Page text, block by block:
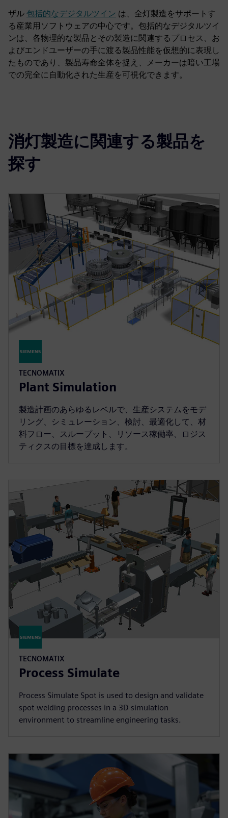
ザル 包括的なデジタルツイン は、全灯製造をサポートす
る産業用ソフトウェアの中心です。包括的なデジタルツイ
ンは、各物理的な製品とその製造に関連するプロセス、お
よびエンドユーザーの手に渡る製品性能を仮想的に表現し
たものであり、製品寿命全体を捉え、メーカーは暗い工場
での完全に自動化された生産を可視化できます。
消灯製造に関連する製品を
探す
TECNOMATIX
Plant Simulation
製造計画のあらゆるレベルで、生産システムをモデ
リング、シミュレーション、検討、最適化して、材
料フロー、スループット、リソース稼働率、ロジス
ティクスの目標を達成します。
TECNOMATIX
Process Simulate
Process Simulate Spot is used to design and validate
spot welding processes in a 3D simulation
environment to streamline engineering tasks.